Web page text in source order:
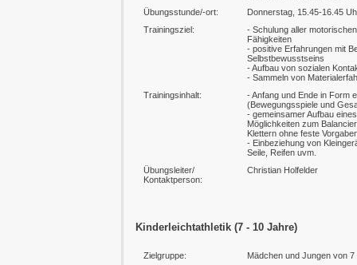
Übungsstunde/-ort:
Donnerstag, 15.45-16.45
Trainingsziel:
- Schulung aller
Fähigkeiten
- positive Erfahrungen mit
Selbstbewusstseins
- Aufbau von sozialen
- Sammeln von
Trainingsinhalt:
- Anfang und Ende in Form
(Bewegungsspiele und
- gemeinsamer Aufbau
Möglichkeiten zum
Klettern ohne feste
- Einbeziehung von
Seile, Reifen uvm.
Übungsleiter/
Kontaktperson:
Christian Holfelder
Kinderleichtathletik (7 - 10 Jahre)
Zielgruppe: Mädchen und Jungen von